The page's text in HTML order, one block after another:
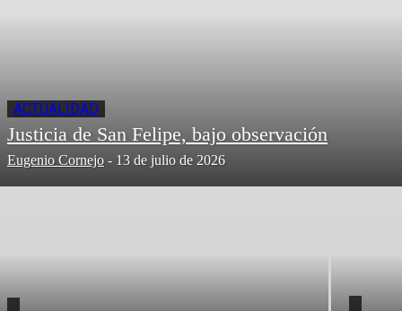
ACTUALIDAD
Justicia de San Felipe, bajo observación
Eugenio Cornejo - 13 de julio de 2026